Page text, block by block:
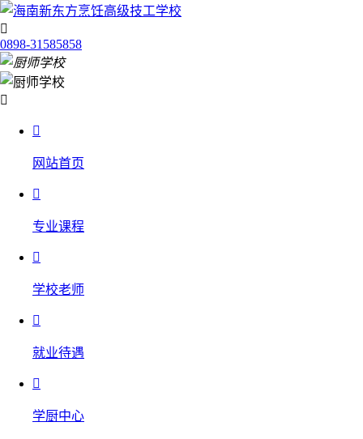

0898-31585858


网站首页

专业课程

学校老师

就业待遇

学厨中心